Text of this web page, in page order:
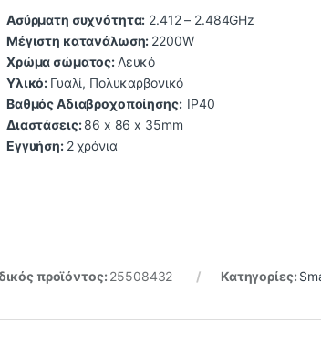
Ασύρματη συχνότητα: 2.412 – 2.484GHz
Μέγιστη κατανάλωση: 2200W
Χρώμα σώματος: Λευκό
Υλικό: Γυαλί, Πολυκαρβονικό
Βαθμός Αδιαβροχοποίησης: IP40
Διαστάσεις:86 x 86 x 35mm
Εγγυήση: 2 χρόνια
προϊόντος: 25508432 Κατηγορίες: